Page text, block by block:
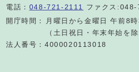
電話： 048-721-2111
ファクス
開庁時間：
月曜日から金曜日 午前8
（土日祝日・年末年始を除
法人番号：4000020113018